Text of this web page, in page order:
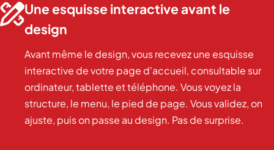
Une esquisse interactive avant le
design
Avant même le design, vous recevez une esquisse
interactive de votre page d'accueil, consultable sur
ordinateur, tablette et téléphone. Vous voyez la
structure, le menu, le pied de page. Vous validez, on
ajuste, puis on passe au design. Pas de surprise.